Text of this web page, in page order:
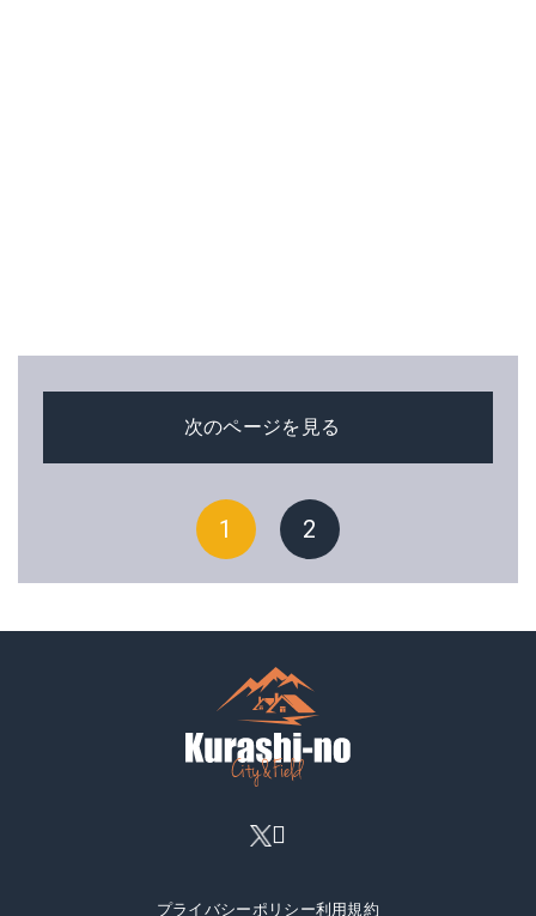
次のページを見る
1 2
プライバシーポリシー利用規約